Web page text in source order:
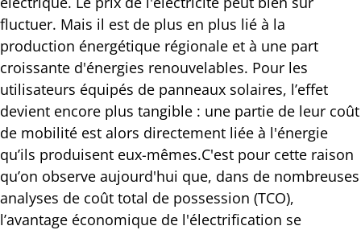
fluctuer. Mais il est de plus en plus lié à la
production énergétique régionale et à une part
croissante d'énergies renouvelables. Pour les
utilisateurs équipés de panneaux solaires, l’effet
devient encore plus tangible : une partie de leur coût
de mobilité est alors directement liée à l'énergie
qu’ils produisent eux-mêmes.C'est pour cette raison
qu’on observe aujourd'hui que, dans de nombreuses
analyses de coût total de possession (TCO),
l’avantage économique de l'électrification se